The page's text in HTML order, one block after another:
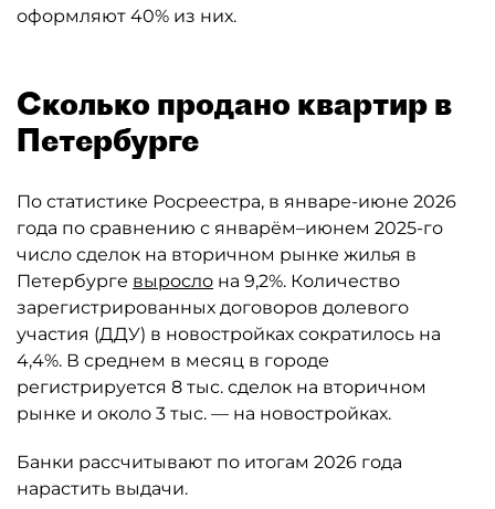
оформляют 40% из них.
Сколько продано квартир в
Петербурге
По статистике Росреестра, в январе-июне 2026
года по сравнению с январём–июнем 2025-го
число сделок на вторичном рынке жилья в
Петербурге выросло на 9,2%. Количество
зарегистрированных договоров долевого
участия (ДДУ) в новостройках сократилось на
4,4%. В среднем в месяц в городе
регистрируется 8 тыс. сделок на вторичном
рынке и около 3 тыс. — на новостройках.
Банки рассчитывают по итогам 2026 года
нарастить выдачи.